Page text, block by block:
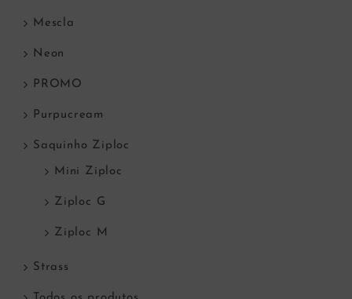
Mescla
Neon
PROMO
Purpucream
Saquinho Ziploc
Mini Ziploc
Ziploc G
Ziploc M
Strass